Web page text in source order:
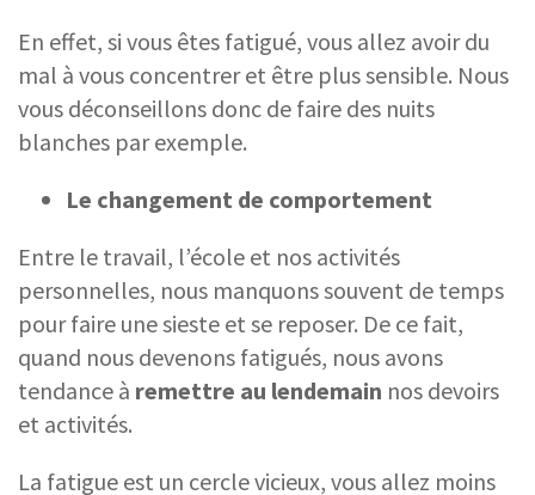
En effet, si vous êtes fatigué, vous allez avoir du
mal à vous concentrer et être plus sensible. Nous
vous déconseillons donc de faire des nuits
blanches par exemple.
Le changement de comportement
Entre le travail, l’école et nos activités
personnelles, nous manquons souvent de temps
pour faire une sieste et se reposer. De ce fait,
quand nous devenons fatigués, nous avons
tendance à remettre au lendemain nos devoirs
et activités.
La fatigue est un cercle vicieux, vous allez moins